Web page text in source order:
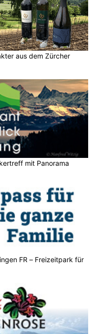
aus dem Zürcher
mit Panorama
FR – Freizeitpark für